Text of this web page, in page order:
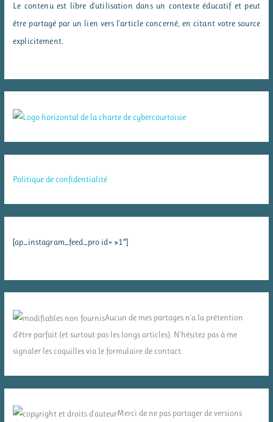
Le contenu est libre d'utilisation dans un contexte éducatif et peut
être partagé par un lien vers l'article concerné, en citant votre source
explicitement.
Politique de confidentialité
[ap_instagram_feed_pro id= »1″]
Aucun de mes partages n'a la prétention
d'être parfait (et surtout pas les longs articles). N'hésitez pas à me
signaler les coquilles via le formulaire de contact.
Merci de ne pas partager de versions